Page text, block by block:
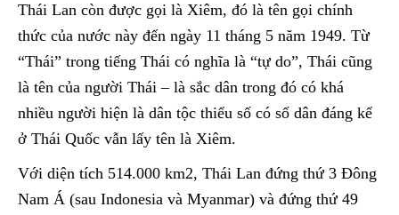
Thái Lan còn được gọi là Xiêm, đó là tên gọi chính
thức của nước này đến ngày 11 tháng 5 năm 1949. Từ
“Thái” trong tiếng Thái có nghĩa là “tự do”, Thái cũng
là tên của người Thái – là sắc dân trong đó có khá
nhiều người hiện là dân tộc thiểu số có số dân đáng kể
ở Thái Quốc vẫn lấy tên là Xiêm.
Với diện tích 514.000 km2, Thái Lan đứng thứ 3 Đông
Nam Á (sau Indonesia và Myanmar) và đứng thứ 49